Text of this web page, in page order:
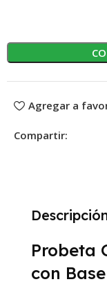
Agregar a
Compartir:
Probeta
con